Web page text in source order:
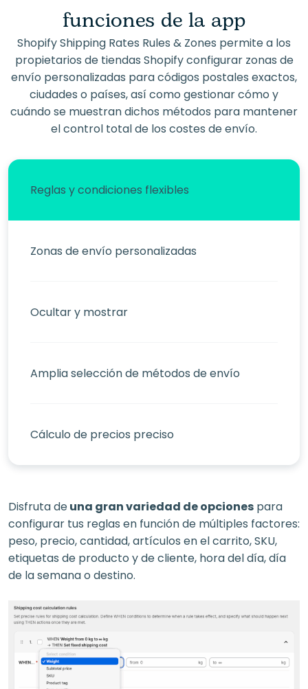
funciones de la app
Shopify Shipping Rates Rules & Zones permite a los
propietarios de tiendas Shopify configurar zonas de
envío personalizadas para códigos postales exactos,
ciudades o países, así como gestionar cómo y
cuándo se muestran dichos métodos para mantener
el control total de los costes de envío.
Reglas y condiciones flexibles
Zonas de envío personalizadas
Ocultar y mostrar
Amplia selección de métodos de envío
Cálculo de precios preciso
Disfruta deuna gran variedad de opciones para
configurar tus reglas en función de múltiples factores:
peso, precio, cantidad, artículos en el carrito, SKU,
etiquetas de producto y de cliente, hora del día, día
de la semana o destino.